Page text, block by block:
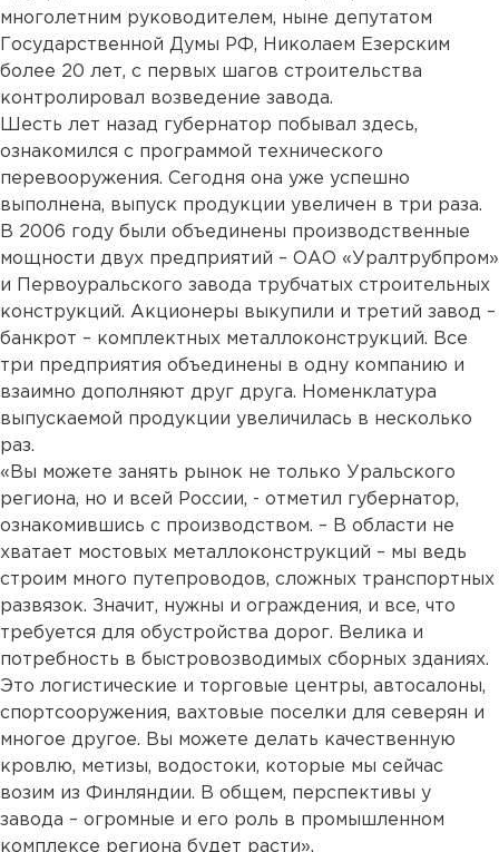
многолетним руководителем, ныне депутатом
Государственной Думы РФ, Николаем Езерским
более 20 лет, с первых шагов строительства
контролировал возведение завода.
Шесть лет назад губернатор побывал здесь,
ознакомился с программой технического
перевооружения. Сегодня она уже успешно
выполнена, выпуск продукции увеличен в три раза.
В 2006 году были объединены производственные
мощности двух предприятий – ОАО «Уралтрубпром»
и Первоуральского завода трубчатых строительных
конструкций. Акционеры выкупили и третий завод –
банкрот – комплектных металлоконструкций. Все
три предприятия объединены в одну компанию и
взаимно дополняют друг друга. Номенклатура
выпускаемой продукции увеличилась в несколько
раз.
«Вы можете занять рынок не только Уральского
региона, но и всей России, - отметил губернатор,
ознакомившись с производством. – В области не
хватает мостовых металлоконструкций – мы ведь
строим много путепроводов, сложных транспортных
развязок. Значит, нужны и ограждения, и все, что
требуется для обустройства дорог. Велика и
потребность в быстровозводимых сборных зданиях.
Это логистические и торговые центры, автосалоны,
спортсооружения, вахтовые поселки для северян и
многое другое. Вы можете делать качественную
кровлю, метизы, водостоки, которые мы сейчас
возим из Финляндии. В общем, перспективы у
завода – огромные и его роль в промышленном
комплексе региона будет расти».